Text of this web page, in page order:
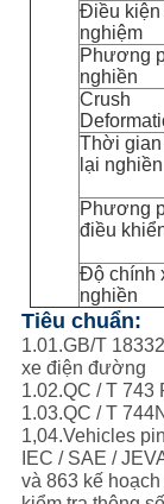
Điều kiện
nghiệm
Phương
nghiền
Crush
Thời gian
lại nghiền
Phương
điều
Độ chính
nghiền
Tiêu chuẩn:
1.01.GB/T
xe điện đường
1.02.QC / T 743
1.03.QC / T
1,04.Vehicles
IEC / SAE /
và 863 kế